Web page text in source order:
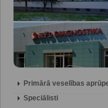
Primārā veselības
Speciālisti